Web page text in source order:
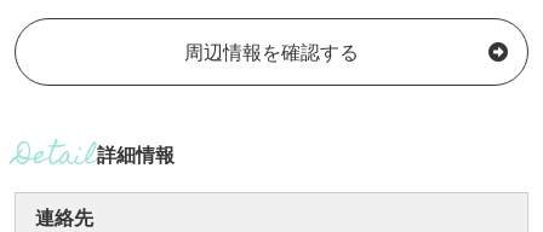
周辺情報を確認する
詳細情報
連絡先